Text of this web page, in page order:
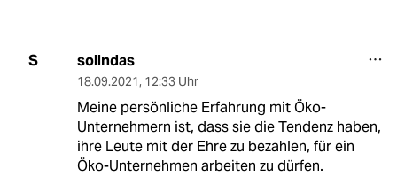
S sollndas
18.09.2021, 12:33 Uhr
Meine persönliche Erfahrung mit Öko-
Unternehmern ist, dass sie die Tendenz haben,
ihre Leute mit der Ehre zu bezahlen, für ein
Öko-Unternehmen arbeiten zu dürfen.